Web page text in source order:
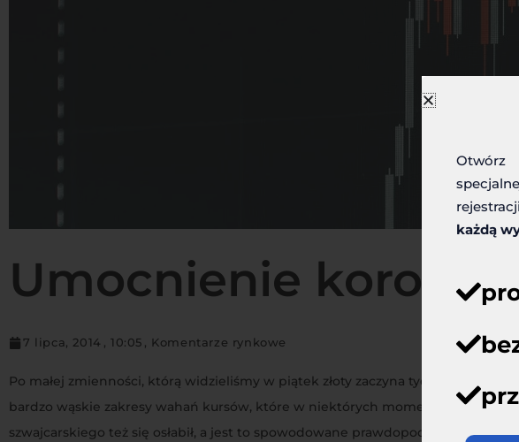
Umocnienie korony
7 lipca, 2014 , 10:05 , Komentarze rynkowe
Po małej zmienności, którą widzieliśmy w piątek złoty zaczyna tydzień od
bardzo wąskie zakresy wahań kursów, które w niektórych momentach dnia
szwajcarskiego też się osłabił, a jest to spowodowane prawdopodobnie tym,
Otwórz
każdą